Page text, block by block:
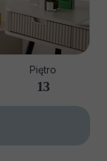
Piętro
13